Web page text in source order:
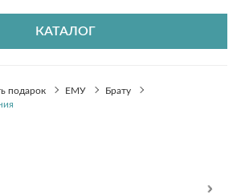
КАТАЛОГ
подарок EМУ
Брату